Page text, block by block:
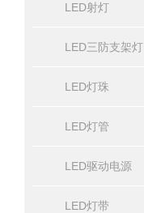
LED射灯
LED三防支架灯
LED灯珠
LED灯管
LED驱动电源
LED灯带